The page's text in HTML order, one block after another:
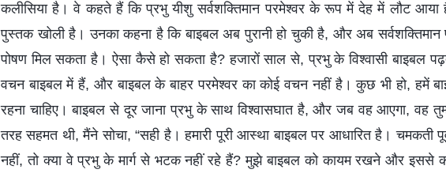
कलीसिया है। वे कहते हैं कि प्रभु यीशु सर्वशक्तिमान परमेश्वर के रूप में देह में लौट
पुस्तक खोली है। उनका कहना है कि बाइबल अब पुरानी हो चुकी है, और अब
पोषण मिल सकता है। ऐसा कैसे हो सकता है? हजारों साल से, प्रभु के विश्वासी बाइबल
वचन बाइबल में हैं, और बाइबल के बाहर परमेश्वर का कोई वचन नहीं है। कुछ भी हो, हमें
रहना चाहिए। बाइबल से दूर जाना प्रभु के साथ विश्वासघात है, और जब वह आएगा, वह
तरह सहमत थी, मैंने सोचा, “सही है। हमारी पूरी आस्था बाइबल पर आधारित है। चमकती
नहीं, तो क्या वे प्रभु के मार्ग से भटक नहीं रहे हैं? मुझे बाइबल को कायम रखने और इससे